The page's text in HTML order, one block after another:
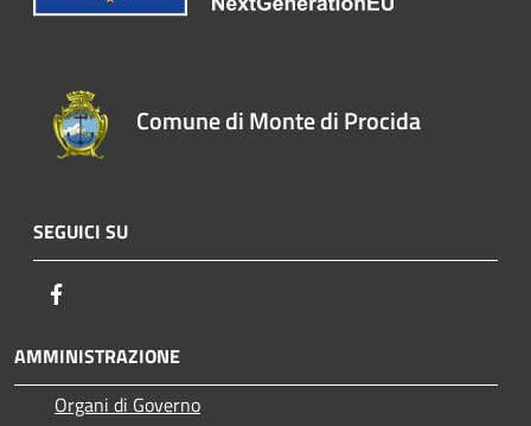
Comune di Monte di Procida
SEGUICI SU
AMMINISTRAZIONE
Organi di Governo